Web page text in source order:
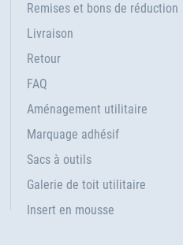
Remises et bons de réduction
Livraison
Retour
FAQ
Aménagement utilitaire
Marquage adhésif
Sacs à outils
Galerie de toit utilitaire
Insert en mousse